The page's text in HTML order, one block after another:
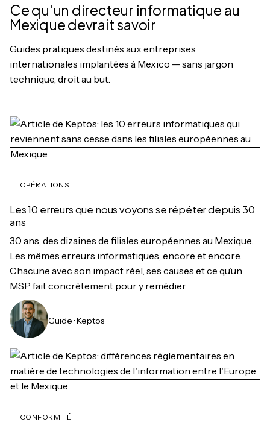
Ce qu'un directeur informatique au
Mexique devrait savoir
Guides pratiques destinés aux entreprises
internationales implantées à Mexico — sans jargon
technique, droit au but.
OPÉRATIONS
Les 10 erreurs que nous voyons se répéter depuis 30
ans
30 ans, des dizaines de filiales européennes au Mexique.
Les mêmes erreurs informatiques, encore et encore.
Chacune avec son impact réel, ses causes et ce qu’un
MSP fait concrètement pour y remédier.
Guide · Keptos
CONFORMITÉ